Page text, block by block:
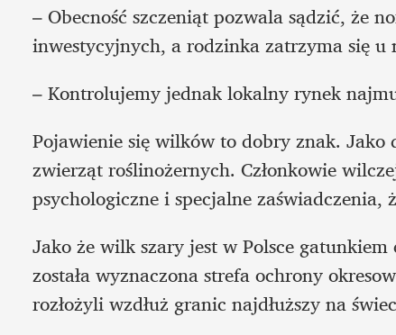
– Obecność szczeniąt pozwala sądzić, że
inwestycyjnych, a rodzinka zatrzyma się u
– Kontrolujemy jednak lokalny rynek
Pojawienie się wilków to dobry znak.
zwierząt roślinożernych. Członkowie
psychologiczne i specjalne
Jako że wilk szary jest w Polsce
została wyznaczona strefa ochrony
rozłożyli wzdłuż granic najdłuższy na